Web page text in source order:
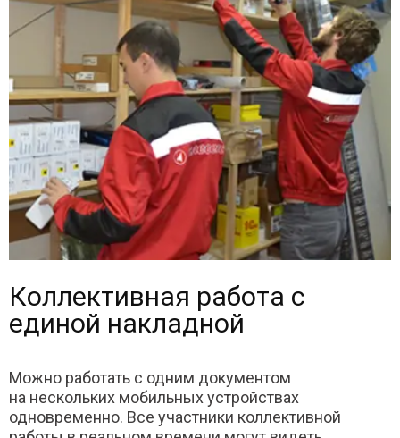
Коллективная работа с
единой накладной
Можно работать с одним документом
на нескольких мобильных устройствах
одновременно. Все участники коллективной